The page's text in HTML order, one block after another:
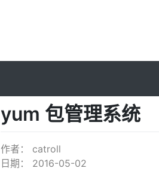
yum 包管理系统
作者： catroll
日期： 2016-05-02